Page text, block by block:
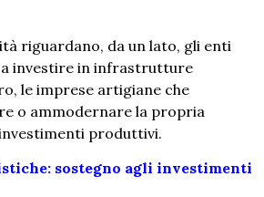
riguardano, da un lato, gli enti
investire in infrastrutture
le imprese artigiane che
o ammodernare la propria
produttivi.
sostegno agli investimenti